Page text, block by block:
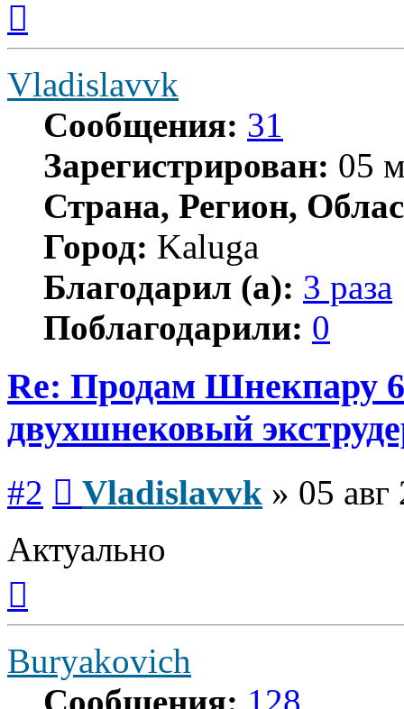
началу
Vladislavvk
Сообщения: 31
Зарегистрирован: 05
Страна, Регион,
Город: Kaluga
Благодарил (а): 3 раза
Поблагодарили: 0
Re: Продам Шнекпару
двухшнековый
#2 Vladislavvk » 05
Актуально
началу
Buryakovich
Сообщения: 128